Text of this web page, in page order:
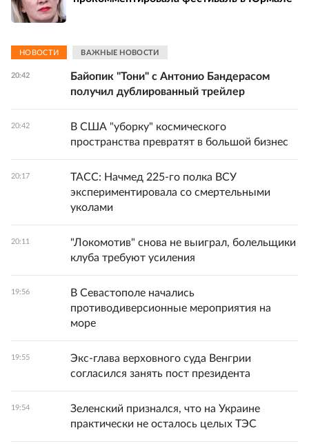
НОВОСТИ ВАЖНЫЕ НОВОСТИ
20:42
Байопик "Тони" с Антонио Бандерасом
получил дублированный трейлер
20:42
В США "уборку" космического
пространства превратят в большой бизнес
20:17
ТАСС: Начмед 225-го полка ВСУ
экспериментировала со смертельными
уколами
20:11
"Локомотив" снова не выиграл, болельщики
клуба требуют усиления
19:56
В Севастополе начались
противодиверсионные мероприятия на
море
19:55
Экс-глава верховного суда Венгрии
согласился занять пост президента
19:54
Зеленский признался, что на Украине
практически не осталось целых ТЭС